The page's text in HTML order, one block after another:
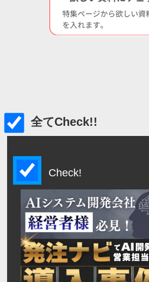
全てCheck!!
Check!